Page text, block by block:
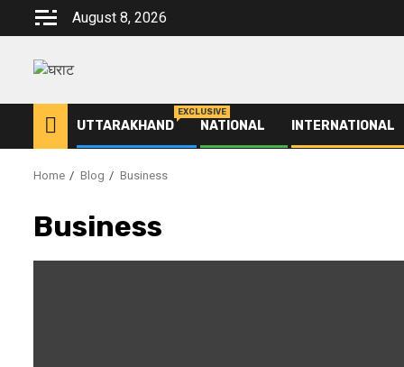
August 8, 2026
UTTARAKHAND
EXCLUSIVE
NATIONAL INTERNATIONAL
Home Blog Business
Business